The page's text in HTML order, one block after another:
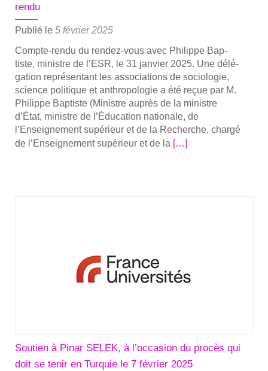
rendu
Publié le 5 février 2025
Compte-ren­­du du ren­­dez-vous avec Phi­lippe Bap­
tiste, ministre de l’ESR, le 31 jan­vier 2025. Une délé­
ga­tion repré­sen­tant les asso­cia­tions de socio­lo­gie,
science poli­tique et anthro­po­lo­gie a été reçue par M.
Phi­lippe Bap­tiste (Ministre auprès de la ministre
d’État, ministre de l’Éducation natio­nale, de
l’Enseignement supé­rieur et de la Recherche, char­gé
de l’En­sei­gne­ment supé­rieur et de la En
tère
de
la
recherche
[…]
Soutien à Pinar SELEK, à l’occasion du procès qui
doit se tenir en Turquie le 7 février 2025